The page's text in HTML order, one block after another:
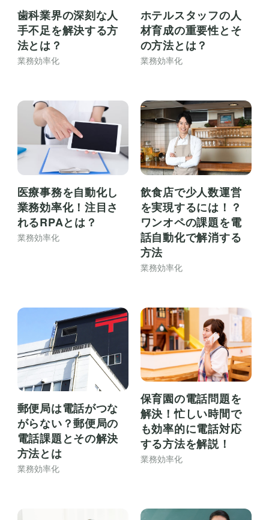
歯科業界の深刻な人
手不足を解決する方
法とは？
業務効率化
ホテルスタッフの人
材育成の重要性とそ
の方法とは？
業務効率化
医療事務を自動化し
業務効率化！注目さ
れるRPAとは？
業務効率化
飲食店で少人数運営
を実現するには！？
ワンオペの課題を電
話自動化で解消する
方法
業務効率化
郵便局は電話がつな
がらない？郵便局の
電話課題とその解決
方法とは
業務効率化
保育園の電話問題を
解決！忙しい時間で
も効率的に電話対応
する方法を解説！
業務効率化